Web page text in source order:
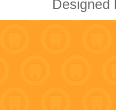
Designed